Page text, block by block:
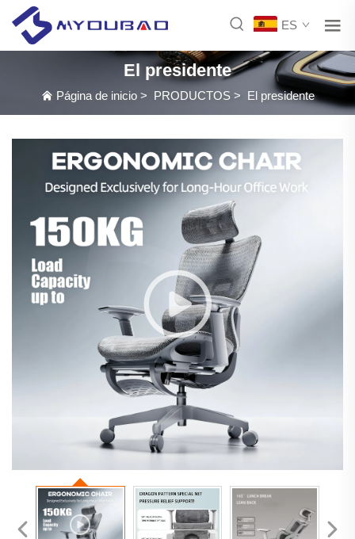
ES
El presidente
Página de inicio> PRODUCTOS> El presidente